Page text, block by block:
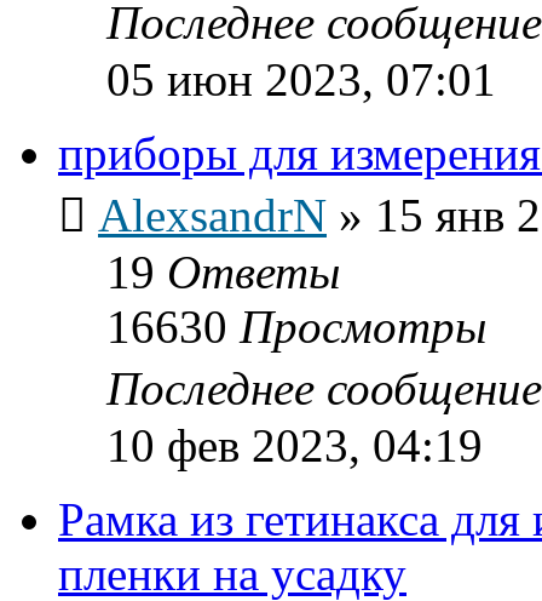
Последнее
05 июн 2023, 07:01
приборы для
AlexsandrN » 15 янв
19 Ответы
16630 Просмотры
Последнее
10 фев 2023, 04:19
Рамка из гетинакса
пленки на усадку